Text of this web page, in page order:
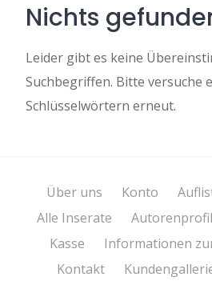
Nichts
Leider gibt es keine
Suchbegriffen. Bitte versuche
Schlüsselwörtern erneut.
Über uns Konto
Alle Inserate
Autorenprofil
Kasse
Informationen
Kontakt